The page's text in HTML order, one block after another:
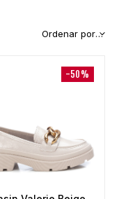
-50%